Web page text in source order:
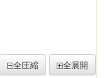
全圧縮 全展開